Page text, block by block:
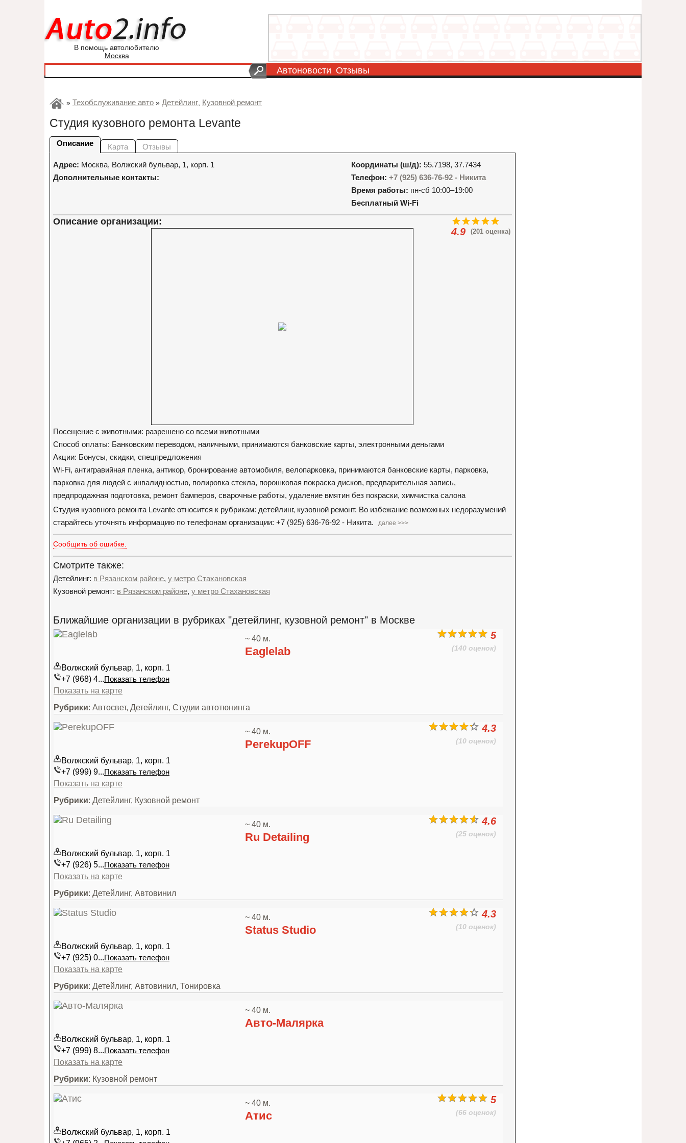
В помощь автолюбителю
Москва
Автоновости Отзывы
» Техобслуживание авто » Детейлинг, Кузовной ремонт
Студия кузовного ремонта Levante
Описание Карта Отзывы
Адрес: Москва, Волжский бульвар, 1, корп. 1
Дополнительные контакты:
Координаты (ш/д): 55.7198, 37.7434
Телефон: +7 (925) 636-76-92 - Никита
Время работы: пн-сб 10:00–19:00
Бесплатный Wi-Fi
(201 оценка)
4.9
Описание организации:
Посещение с животными: разрешено со всеми животными
Способ оплаты: Банковским переводом, наличными, принимаются банковские карты, электронными деньгами
Акции: Бонусы, скидки, спецпредложения
Wi-Fi, антигравийная пленка, антикор, бронирование автомобиля, велопарковка, принимаются банковские карты, парковка,
парковка для людей с инвалидностью, полировка стекла, порошковая покраска дисков, предварительная запись,
предпродажная подготовка, ремонт бамперов, сварочные работы, удаление вмятин без покраски, химчистка салона
Студия кузовного ремонта Levante относится к рубрикам: детейлинг, кузовной ремонт. Во избежание возможных недоразумений
старайтесь уточнять информацию по телефонам организации: +7 (925) 636-76-92 - Никита.
далее >>>
Сообщить об ошибке.
Смотрите также:
Детейлинг: в Рязанском районе, у метро Стахановская
Кузовной ремонт: в Рязанском районе, у метро Стахановская
Ближайшие организации в рубриках "детейлинг, кузовной ремонт" в Москве
5
(140 оценок)
~ 40 м.
Eaglelab
Волжский бульвар, 1, корп. 1
+7 (968) 4...Показать телефон
Показать на карте
Рубрики: Автосвет, Детейлинг, Студии автотюнинга
4.3
(10 оценок)
~ 40 м.
PerekupOFF
Волжский бульвар, 1, корп. 1
+7 (999) 9...Показать телефон
Показать на карте
Рубрики: Детейлинг, Кузовной ремонт
4.6
(25 оценок)
~ 40 м.
Ru Detailing
Волжский бульвар, 1, корп. 1
+7 (926) 5...Показать телефон
Показать на карте
Рубрики: Детейлинг, Автовинил
4.3
(10 оценок)
~ 40 м.
Status Studio
Волжский бульвар, 1, корп. 1
+7 (925) 0...Показать телефон
Показать на карте
Рубрики: Детейлинг, Автовинил, Тонировка
~ 40 м.
Авто-Малярка
Волжский бульвар, 1, корп. 1
+7 (999) 8...Показать телефон
Показать на карте
Рубрики: Кузовной ремонт
5
(66 оценок)
~ 40 м.
Атис
Волжский бульвар, 1, корп. 1